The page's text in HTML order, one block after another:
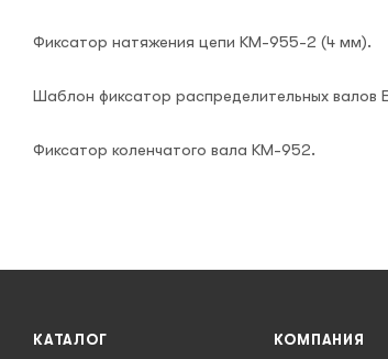
Фиксатор натяжения цепи KM-955-2 (4 мм).
Шаблон фиксатор распределительных
Фиксатор коленчатого вала KM-952.
КАТАЛОГ КОМПАНИЯ